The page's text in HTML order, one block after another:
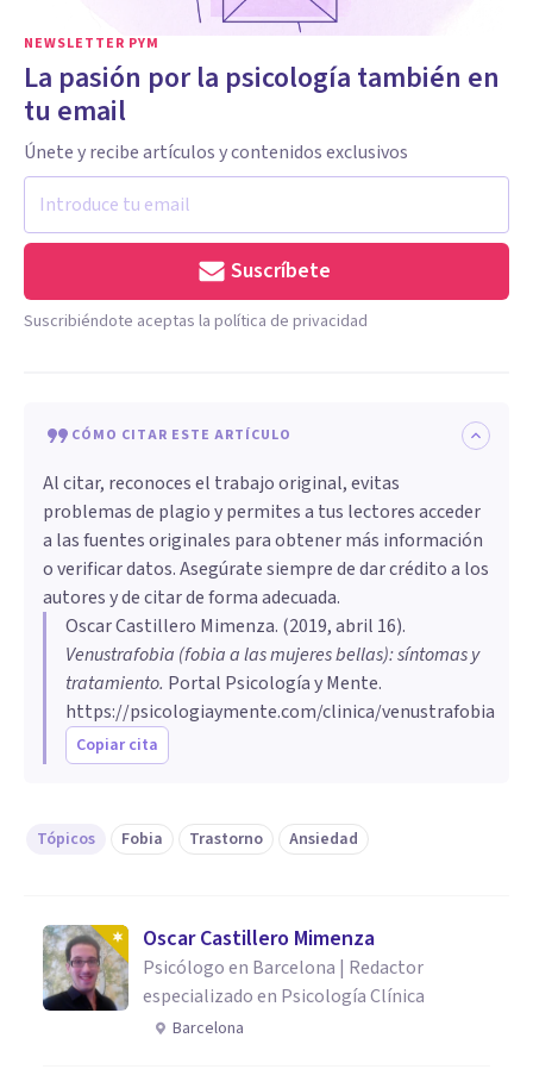
NEWSLETTER PYM
La pasión por la psicología también en
tu email
Únete y recibe artículos y contenidos exclusivos
Suscríbete
Suscribiéndote aceptas la política de privacidad
CÓMO CITAR ESTE ARTÍCULO
Al citar, reconoces el trabajo original, evitas
problemas de plagio y permites a tus lectores acceder
a las fuentes originales para obtener más información
o verificar datos. Asegúrate siempre de dar crédito a los
autores y de citar de forma adecuada.
Oscar Castillero Mimenza. (2019, abril 16).
Venustrafobia (fobia a las mujeres bellas): síntomas y
tratamiento. Portal Psicología y Mente.
https://psicologiaymente.com/clinica/venustrafobia
Copiar cita
Tópicos Fobia Trastorno Ansiedad
Oscar Castillero Mimenza
Psicólogo en Barcelona | Redactor
especializado en Psicología Clínica
Barcelona